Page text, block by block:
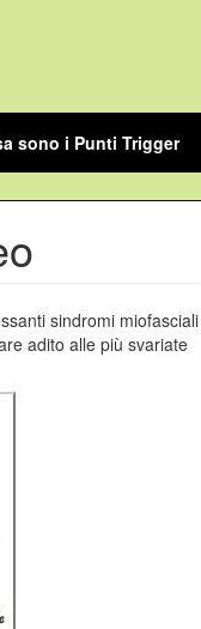
sono i Punti Trigger
sindromi miofasciali
adito alle più svariate